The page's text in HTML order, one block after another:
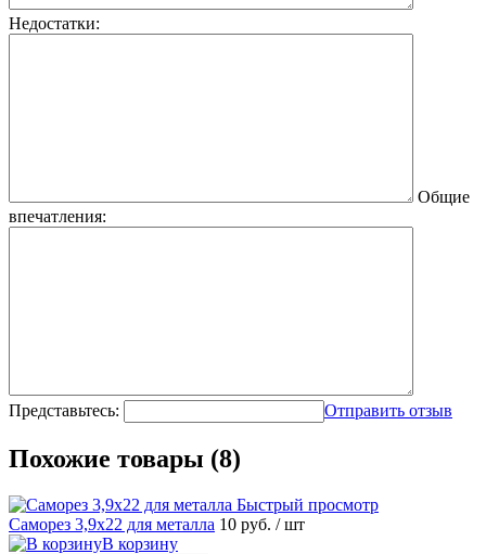
Недостатки:
Общие
впечатления:
Представьтесь: Отправить отзыв
Похожие товары (8)
Быстрый просмотр
Саморез 3,9x22 для металла 10 руб. / шт
В корзину